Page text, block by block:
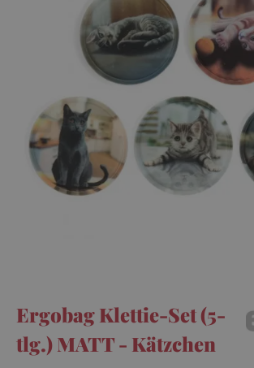
Ergobag Klettie-Set (5-
tlg.) MATT - Kätzchen